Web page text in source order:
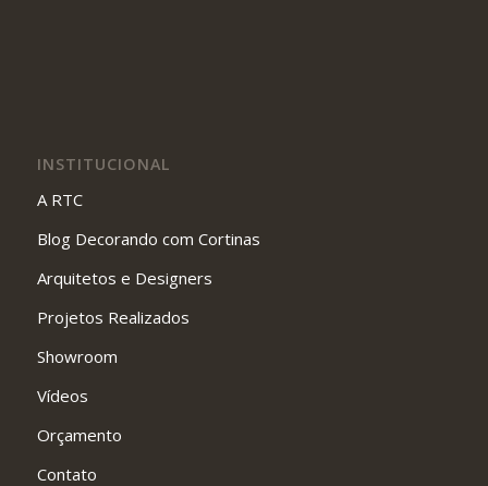
INSTITUCIONAL
A RTC
Blog Decorando com Cortinas
Arquitetos e Designers
Projetos Realizados
Showroom
Vídeos
Orçamento
Contato